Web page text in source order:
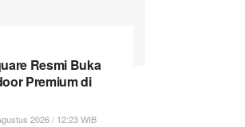
Resmi Buka
Premium di
2026 / 12:23 WIB